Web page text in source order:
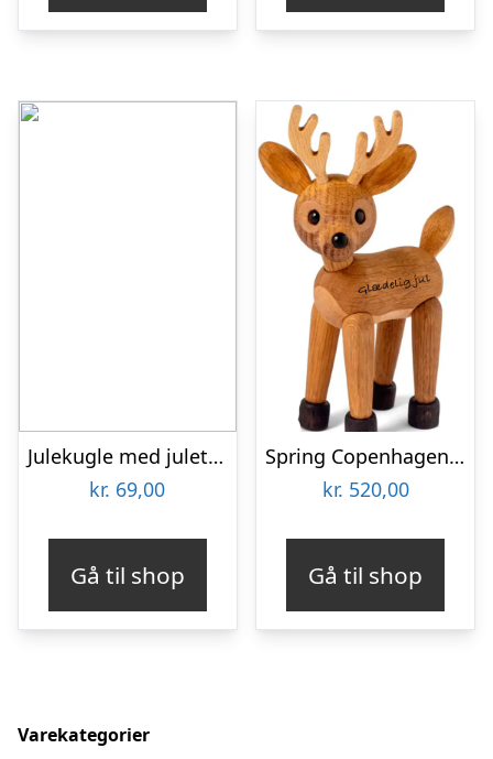
Julekugle med juletræslys – Akryl
kr. 69,00
Gå til shop
Spring Copenhagen Hjorten Spirit
kr. 520,00
Gå til shop
Varekategorier